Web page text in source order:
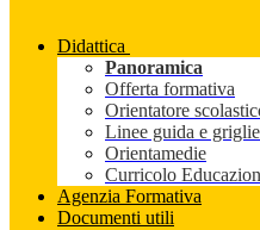
Didattica
Panoramica
Offerta formativa
Orientatore
Linee guida e
Orientamedie
Curricolo
Agenzia Formativa
Documenti utili